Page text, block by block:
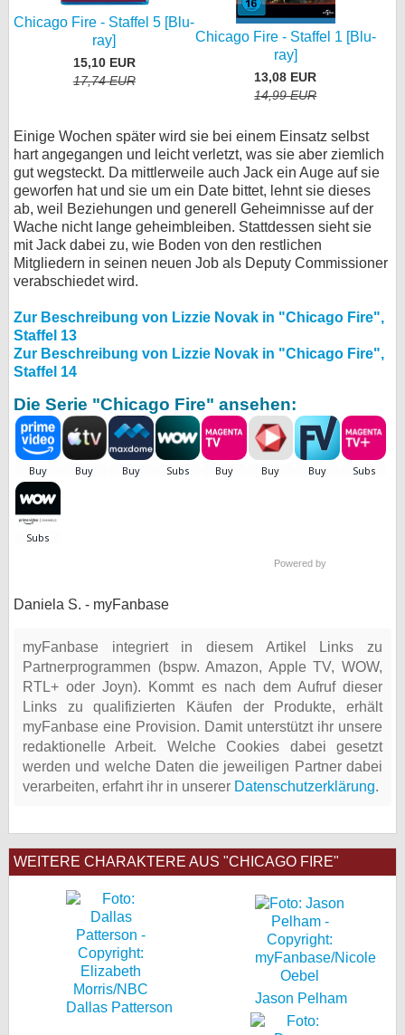
Chicago Fire - Staffel 5 [Blu-
ray]
15,10 EUR
17,74 EUR
Chicago Fire - Staffel 1 [Blu-
ray]
13,08 EUR
14,99 EUR
Einige Wochen später wird sie bei einem Einsatz selbst
hart angegangen und leicht verletzt, was sie aber ziemlich
gut wegsteckt. Da mittlerweile auch Jack ein Auge auf sie
geworfen hat und sie um ein Date bittet, lehnt sie dieses
ab, weil Beziehungen und generell Geheimnisse auf der
Wache nicht lange geheimbleiben. Stattdessen sieht sie
mit Jack dabei zu, wie Boden von den restlichen
Mitgliedern in seinen neuen Job als Deputy Commissioner
verabschiedet wird.
Zur Beschreibung von Lizzie Novak in "Chicago Fire",
Staffel 13
Zur Beschreibung von Lizzie Novak in "Chicago Fire",
Staffel 14
Die Serie "Chicago Fire" ansehen:
Powered by
Daniela S. - myFanbase
myFanbase integriert in diesem Artikel Links zu
Partnerprogrammen (bspw. Amazon, Apple TV, WOW,
RTL+ oder Joyn). Kommt es nach dem Aufruf dieser
Links zu qualifizierten Käufen der Produkte, erhält
myFanbase eine Provision. Damit unterstützt ihr unsere
redaktionelle Arbeit. Welche Cookies dabei gesetzt
werden und welche Daten die jeweiligen Partner dabei
verarbeiten, erfahrt ihr in unserer Datenschutzerklärung.
WEITERE CHARAKTERE AUS "CHICAGO FIRE"
Dallas Patterson
Jason Pelham